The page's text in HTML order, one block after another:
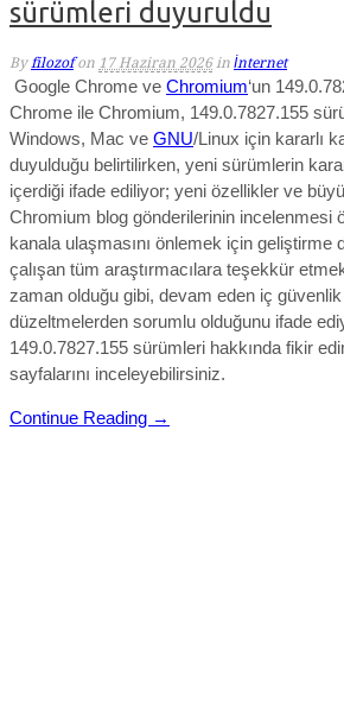
sürümleri duyuruldu
By filozof on 17 Haziran 2026 in İnternet
Google Chrome ve Chromium‘un
Chrome ile Chromium, 149.0.7827.155
Windows, Mac ve GNU/Linux için kararlı
duyulduğu belirtilirken, yeni sürümlerin
içerdiği ifade ediliyor; yeni özellikler ve
Chromium blog gönderilerinin incelenmesi
kanala ulaşmasını önlemek için geliştirme
çalışan tüm araştırmacılara teşekkür
zaman olduğu gibi, devam eden iç güvenlik
düzeltmelerden sorumlu olduğunu ifade
149.0.7827.155 sürümleri hakkında fikir
sayfalarını inceleyebilirsiniz.
Continue Reading →